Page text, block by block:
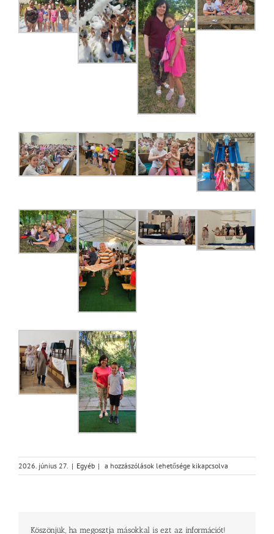
2026. június 27. | Egyéb | Beszámoló
a
a hozzászólások lehetősége kikapcsolva
Köszönjük, ha megosztja másokkal is ezt az információt!